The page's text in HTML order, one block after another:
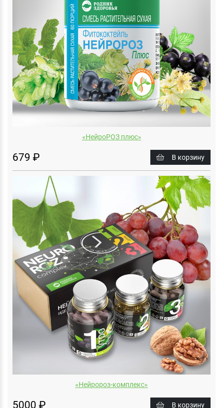
«НейроРОЗ плюс»
679 ₽ В корзину
«Нейророз-комплекс»
5000 ₽ В корзину